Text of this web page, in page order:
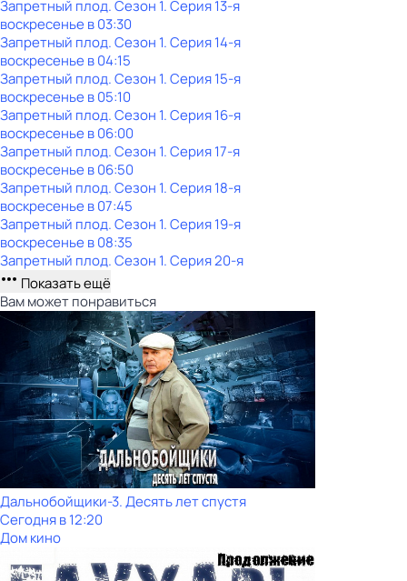
Запретный плод. Сезон 1. Серия 13-я
воскресенье в03:30
Запретный плод. Сезон 1. Серия 14-я
воскресенье в04:15
Запретный плод. Сезон 1. Серия 15-я
воскресенье в05:10
Запретный плод. Сезон 1. Серия 16-я
воскресенье в06:00
Запретный плод. Сезон 1. Серия 17-я
воскресенье в06:50
Запретный плод. Сезон 1. Серия 18-я
воскресенье в07:45
Запретный плод. Сезон 1. Серия 19-я
воскресенье в08:35
Запретный плод. Сезон 1. Серия 20-я
Показать ещё
Вам может понравиться
Дальнобойщики-3. Десять лет спустя
Сегодня в 12:20
Дом кино